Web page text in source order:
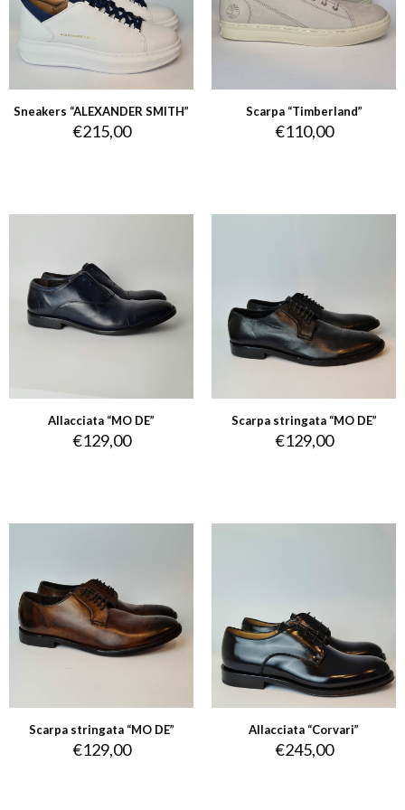
Sneakers “ALEXANDER SMITH”
€215,00
Scarpa “Timberland”
€110,00
Allacciata “MO DE”
€129,00
Scarpa stringata “MO DE”
€129,00
Scarpa stringata “MO DE”
€129,00
Allacciata “Corvari”
€245,00